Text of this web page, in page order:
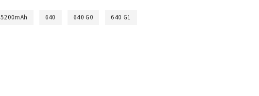
5200mAh 640 640 G0 640 G1